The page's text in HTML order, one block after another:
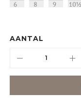
AANTAL